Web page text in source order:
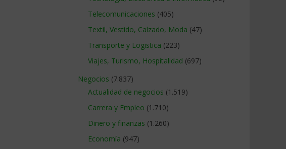
Telecomunicaciones (405)
Textil, Vestido, Calzado, Moda (47)
Transporte y Logistica (223)
Viajes, Turismo, Hospitalidad (697)
Negocios (7.837)
Actualidad de negocios (1.519)
Carrera y Empleo (1.710)
Dinero y finanzas (1.260)
Economía (947)